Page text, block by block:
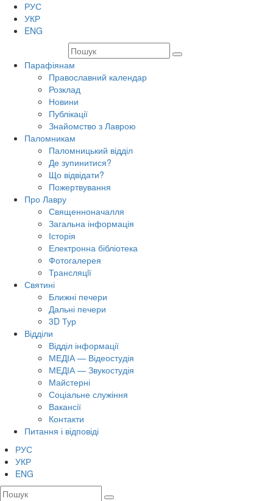
РУС
УКР
ENG
Парафіянам
Православний календар
Розклад
Новини
Публікації
Знайомство з Лаврою
Паломникам
Паломницький відділ
Де зупинитися?
Що відвідати?
Пожертвування
Про Лавру
Священноначалля
Загальна інформація
Історія
Електронна бібліотека
Фотогалерея
Трансляцiї
Святині
Ближні печери
Дальні печери
3D Тур
Відділи
Відділ інформації
МЕДІА — Відеостудія
МЕДІА — Звукостудія
Майстерні
Соціальне служіння
Вакансії
Контакти
Питання і відповіді
РУС
УКР
ENG